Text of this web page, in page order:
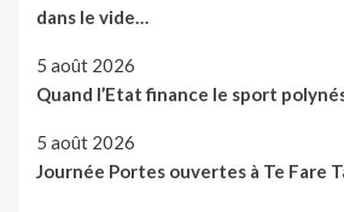
dans le vide…
5 août 2026
Quand l’Etat finance le sport
5 août 2026
Journée Portes ouvertes à Te Fare